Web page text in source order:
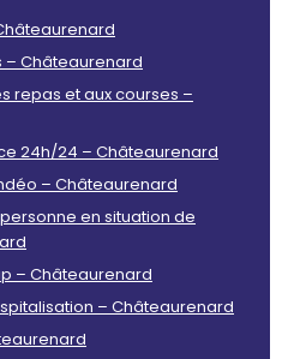
Châteaurenard
repas et aux courses –
24h/24 – Châteaurenard
– Châteaurenard
en situation de
– Châteaurenard
– Châteaurenard